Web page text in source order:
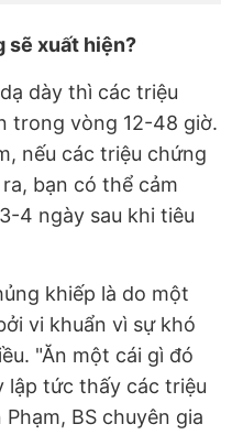
sẽ xuất hiện?
dày thì các triệu
trong vòng 12-48 giờ.
nếu các triệu chứng
bạn có thể cảm
4 ngày sau khi tiêu
khiếp là do một
vi khuẩn vì sự khó
"Ăn một cái gì đó
lập tức thấy các triệu
BS chuyên gia